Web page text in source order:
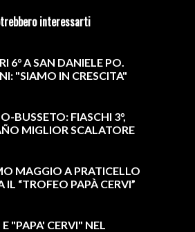
interessarti
6° A SAN DANIELE PO.
"SIAMO IN CRESCITA"
BUSSETO: FIASCHI 3°,
MIGLIOR SCALATORE
MAGGIO A PRATICELLO
IL “TROFEO PAPÀ CERVI”
"PAPA' CERVI" NEL